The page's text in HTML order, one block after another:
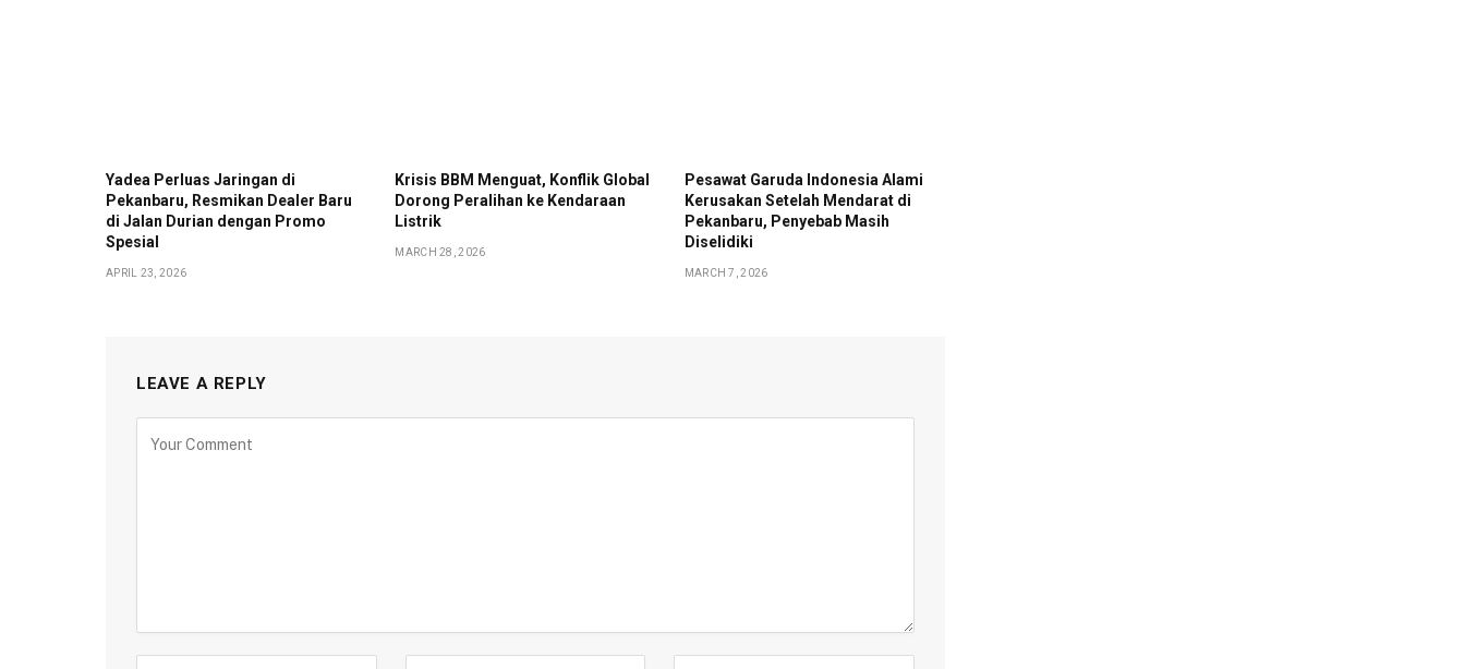
Yadea Perluas Jaringan di
Pekanbaru, Resmikan Dealer Baru
di Jalan Durian dengan Promo
Spesial
APRIL 23, 2026
Krisis BBM Menguat, Konflik Global
Dorong Peralihan ke Kendaraan
Listrik
MARCH 28, 2026
Pesawat Garuda Indonesia Alami
Kerusakan Setelah Mendarat di
Pekanbaru, Penyebab Masih
Diselidiki
MARCH 7, 2026
LEAVE A REPLY